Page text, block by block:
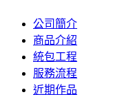
公司簡介
商品介紹
統包工程
服務流程
近期作品